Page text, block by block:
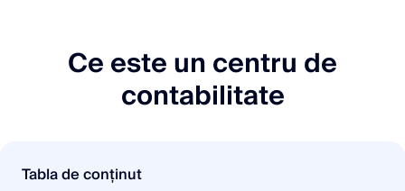
Ce este un centru de
contabilitate
Tabla de conținut